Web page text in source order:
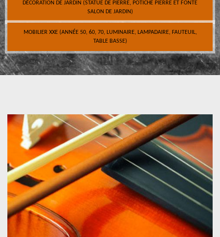
DÉCORATION DE JARDIN (STATUE DE PIERRE, POTICHE PIERRE ET FONTE
SALON DE JARDIN)
MOBILIER XXE (ANNÉE 50, 60, 70, LUMINAIRE, LAMPADAIRE, FAUTEUIL,
TABLE BASSE)